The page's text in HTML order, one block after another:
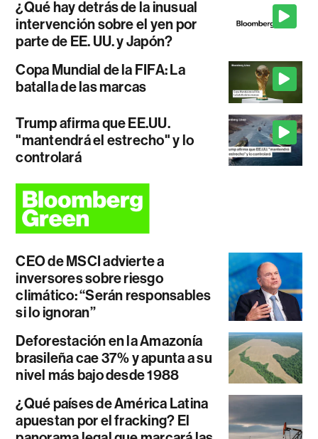
¿Qué hay detrás de la inusual
intervención sobre el yen por
parte de EE. UU. y Japón?
Copa Mundial de la FIFA: La
batalla de las marcas
Trump afirma que EE.UU.
"mantendrá el estrecho" y lo
controlará
CEO de MSCI advierte a
inversores sobre riesgo
climático: “Serán responsables
si lo ignoran”
Deforestación en la Amazonía
brasileña cae 37% y apunta a su
nivel más bajo desde 1988
¿Qué países de América Latina
apuestan por el fracking? El